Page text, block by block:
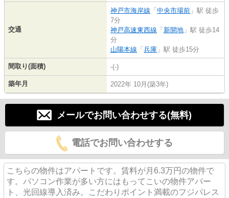
交通
神戸市海岸線 「 中央市場前 」駅 徒歩
7分
神戸高速東西線 「 新開地 」駅 徒歩14
分
山陽本線 「 兵庫 」駅 徒歩15分
間取り(面積) -(-)
築年月 2022年 10月(築3年)
メールでお問い合わせする(無料)
電話でお問い合わせする
こちらの物件はアパートです。賃料が月6.3万円の物件で
す。パソコン作業が多い方にはもってこいの物件アパー
ト、光回線導入済み。こだわりポイント満載のフジパレス